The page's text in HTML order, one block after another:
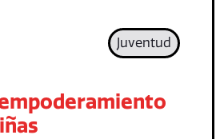
Juventud